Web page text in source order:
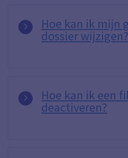
Hoe kan ik mijn
dossier wijzigen?
Hoe kan ik een
deactiveren?